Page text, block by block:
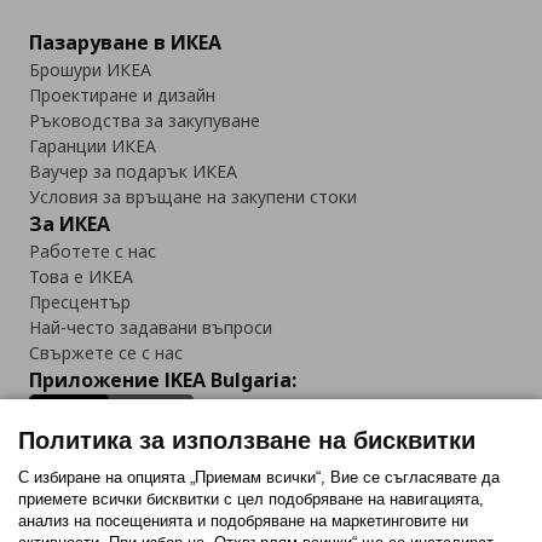
Пазаруване в ИКЕА
Брошури ИКЕА
Проектиране и дизайн
Ръководства за закупуване
Гаранции ИКЕА
Ваучер за подарък ИКЕА
Условия за връщане на закупени стоки
За ИКЕА
Работете с нас
Това е ИКЕА
Пресцентър
Най-често задавани въпроси
Свържете се с нас
Приложение IKEA Bulgaria:
Последвайте ни:
Политика за използване на бисквитки
С избиране на опцията „Приемам всички“, Вие се съгласявате да
приемете всички бисквитки с цел подобряване на навигацията,
анализ на посещенията и подобряване на маркетинговите ни